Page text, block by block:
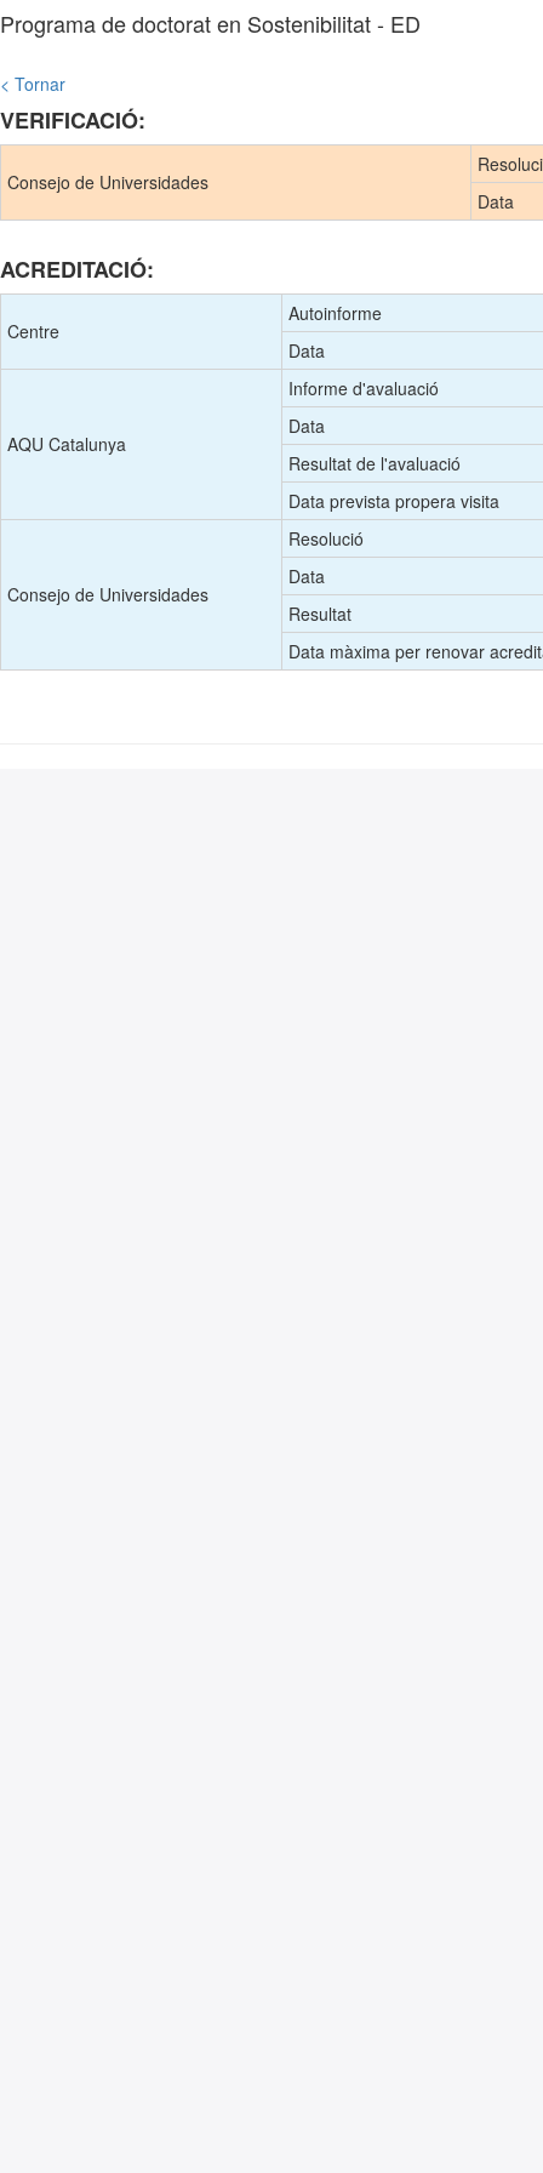
Programa de doctorat en Sostenibilitat - ED
< Tornar
VERIFICACIÓ:
Consejo de Universidades
Data
ACREDITACIÓ:
Centre
Autoinforme
Data
AQU Catalunya
Informe d'avaluació
Data
Resultat de l'avaluació
Data prevista propera visita
Consejo de Universidades
Resolució
Data
Resultat
Data màxima per renovar